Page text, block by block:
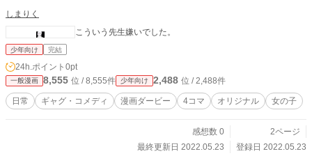
しまりく
こういう先生嫌いでした。
少年向け 完結
24h.ポイント 0pt
一般漫画 8,555 位 / 8,555件 少年向け 2,488 位 / 2,488件
日常 ギャグ・コメディ 漫画ダービー 4コマ オリジナル 女の子
感想数 0
2ページ
最終更新日 2022.05.23
登録日 2022.05.23